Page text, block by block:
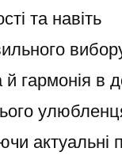
та навіть
гармонія в
актуальні